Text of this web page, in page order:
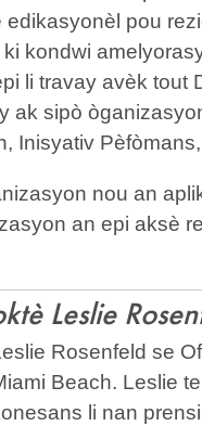
pou
kondwi
li travay avèk tout
ak sipò
Inisyativ
nou an
an epi aksè
Leslie
Rosenfeld se
Beach. Leslie
li nan